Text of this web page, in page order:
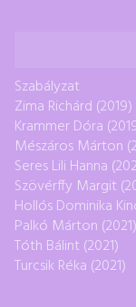
Szabályzat
Zima Richárd (2019)
Krammer Dóra
Mészáros Márton
Seres Lili Hanna
Szövérffy Margit
Hollós Dominika
Palkó Márton (2021)
Tóth Bálint (2021)
Turcsik Réka (2021)